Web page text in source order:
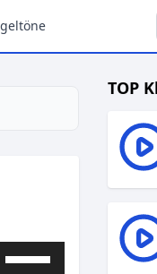
TOP